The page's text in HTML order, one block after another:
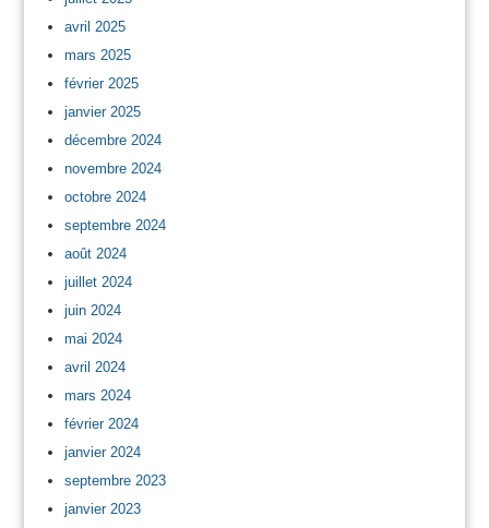
avril 2025
mars 2025
février 2025
janvier 2025
décembre 2024
novembre 2024
octobre 2024
septembre 2024
août 2024
juillet 2024
juin 2024
mai 2024
avril 2024
mars 2024
février 2024
janvier 2024
septembre 2023
janvier 2023